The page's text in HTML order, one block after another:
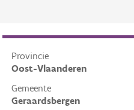
Provincie
Oost-Vlaanderen
Gemeente
Geraardsbergen